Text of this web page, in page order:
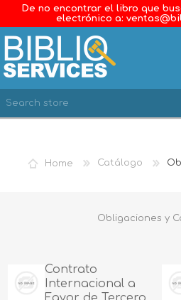
De no encontrar el libro que
electrónico a:
WISHLIST
Home Catálogo
Obligaciones y
Contrato
Internacional a